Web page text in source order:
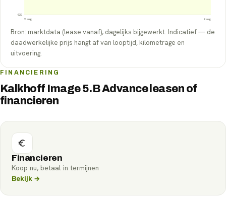
€22
2 aug
9 aug
Bron: marktdata (lease vanaf), dagelijks bijgewerkt. Indicatief — de
daadwerkelijke prijs hangt af van looptijd, kilometrage en
uitvoering.
FINANCIERING
Kalkhoff Image 5.B Advance leasen of
financieren
Financieren
Koop nu, betaal in termijnen
Bekijk →